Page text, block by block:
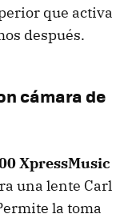
que activa
después.
cámara de
XpressMusic
una lente Carl
la toma